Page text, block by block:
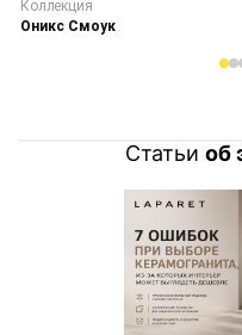
Коллекция
Оникс Смоук
Статьи об